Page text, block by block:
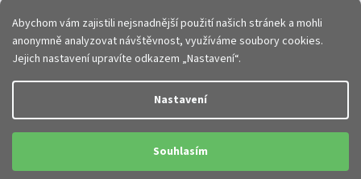
Abychom vám zajistili nejsnadnější použití našich stránek a mohli
anonymně analyzovat návštěvnost, využíváme soubory cookies.
Jejich nastavení upravíte odkazem „Nastavení“.
Nastavení
Souhlasím
Copyright 2026JHMobil.cz. Všechna práva vyhrazena.Upravit
nastavení cookies